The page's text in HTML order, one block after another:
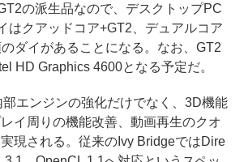
の派生品なので、デスクトップPC
はクアッドコア+GT2、デュアルコア
ダイがあることになる。なお、GT2
HD Graphics 4600となる予定だ。
エンジンの強化だけでなく、3D機能
イ周りの機能改善、動画再生のクオ
現される。従来のIvy BridgeではDire